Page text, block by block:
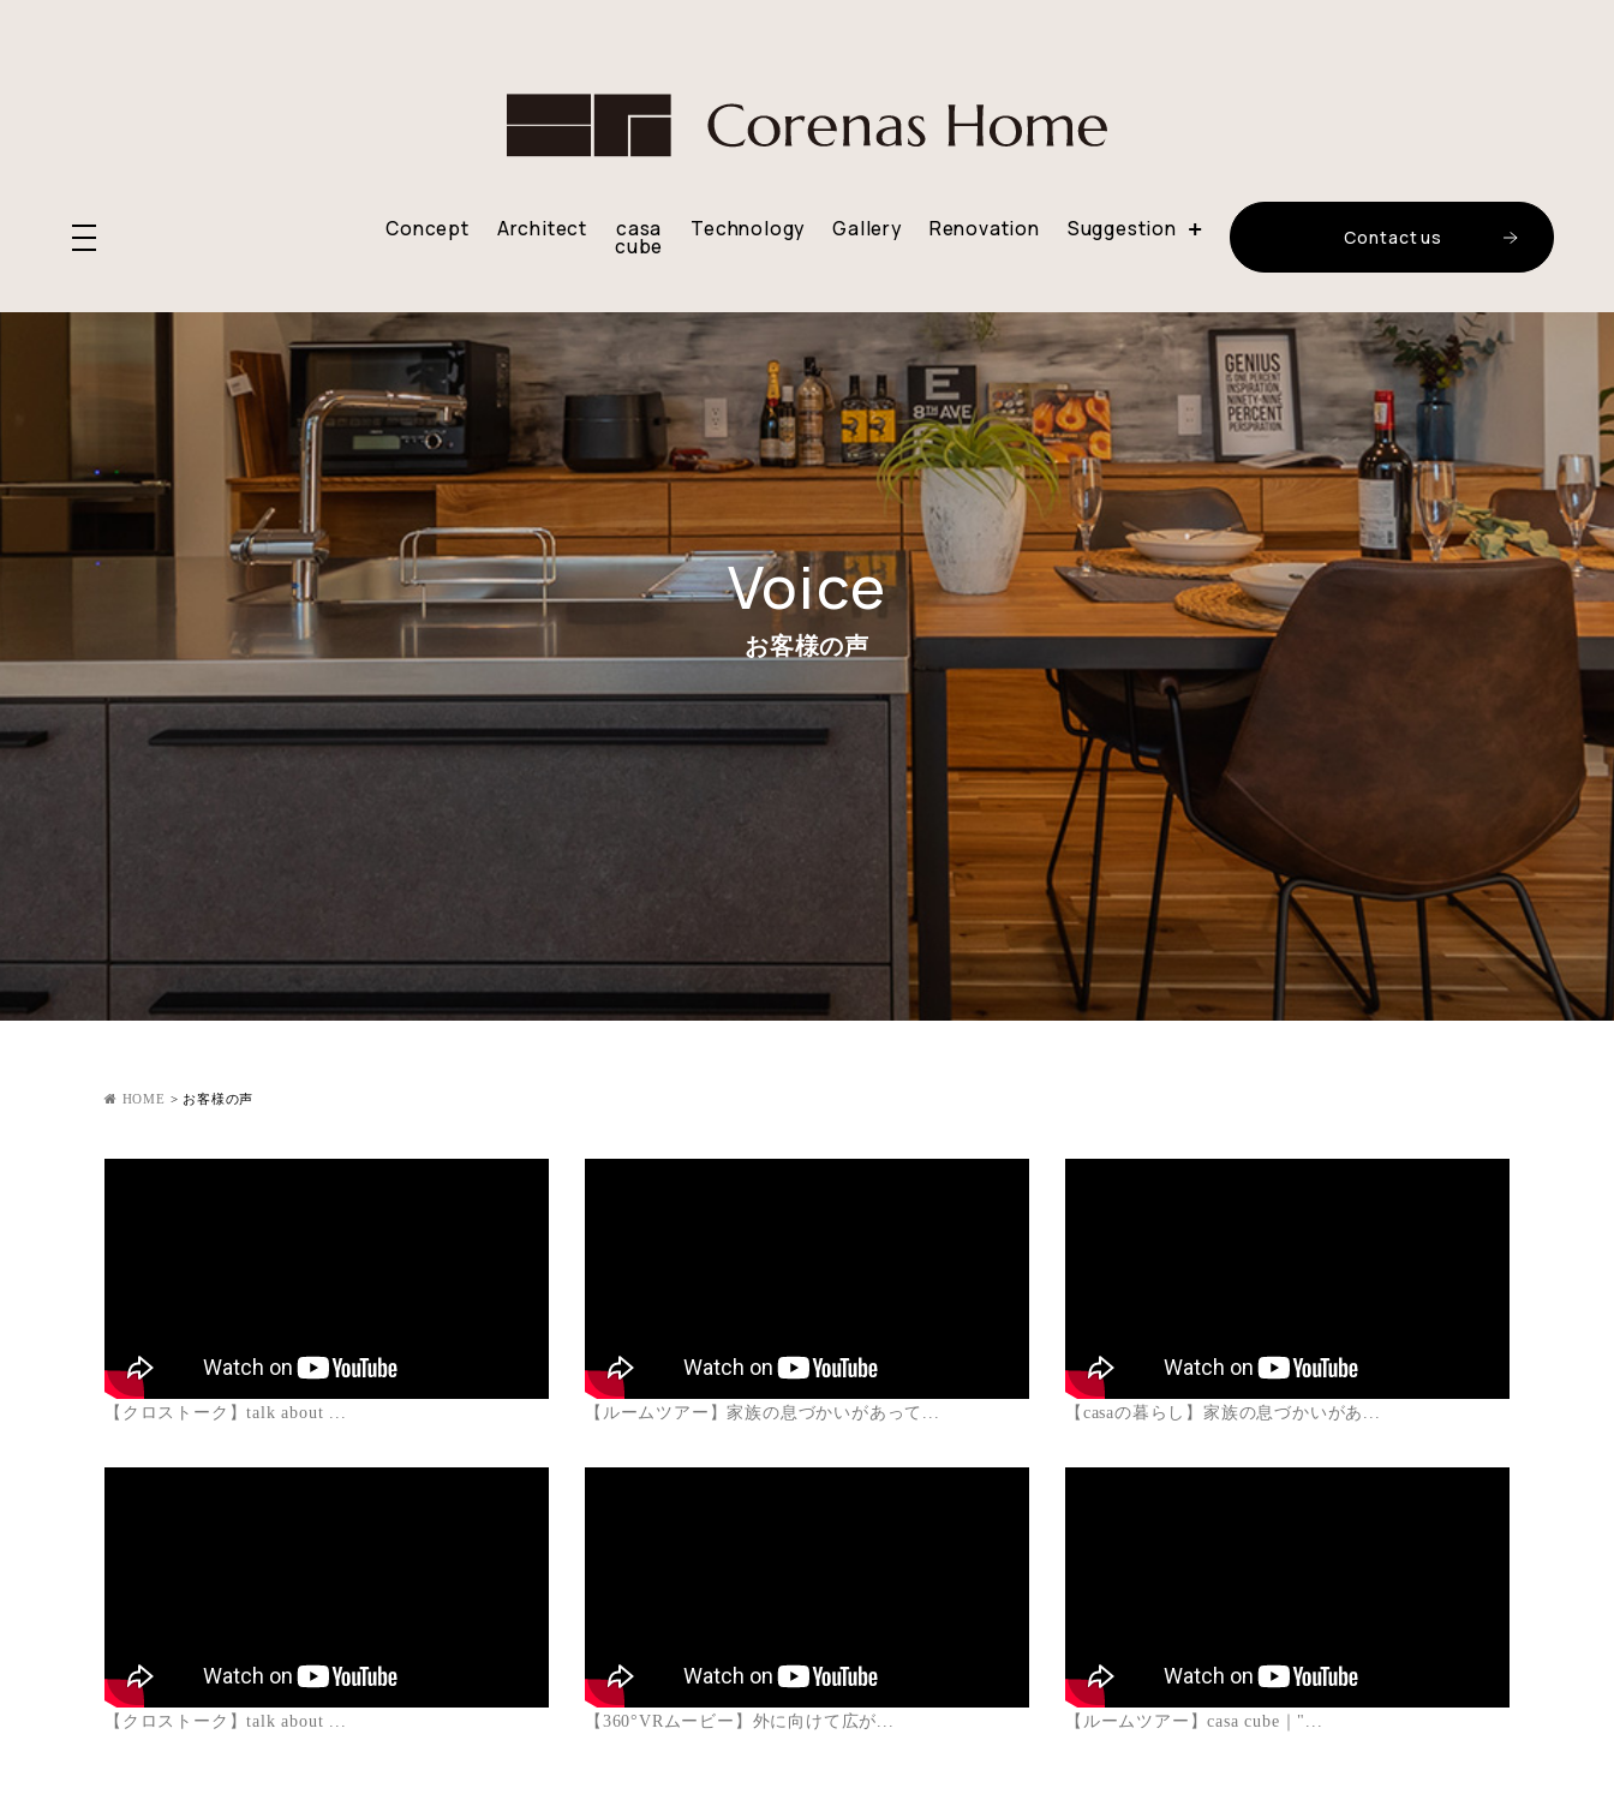
Concept Architect casa
cube
Technology Gallery Renovation Suggestion Contactus
Voice
お客様の声
HOME > お客様の声
【クロストーク】talk about ... 【ルームツアー】家族の息づかいがあって... 【casaの暮らし】家族の息づかいがあ...
【クロストーク】talk about ... 【360°VRムービー】外に向けて広が... 【ルームツアー】casa cube｜"...